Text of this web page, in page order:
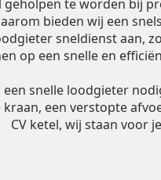
geholpen te worden bij
bieden wij een
sneldienst aan,
op een snelle en
een snelle loodgieter
kraan, een verstopte
CV ketel, wij staan voor